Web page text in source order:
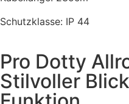
Schutzklasse: IP 44
Pro Dotty
Stilvoller